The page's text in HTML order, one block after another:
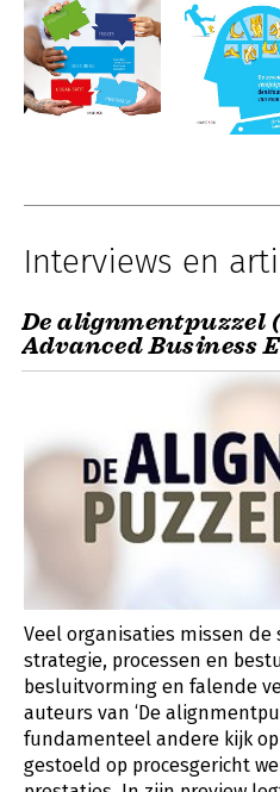
Interviews en
De alignmentpuzzel
Advanced Business
Veel organisaties missen
strategie, processen en
besluitvorming en falende
auteurs van ‘De
fundamenteel andere kijk
gestoeld op procesgericht